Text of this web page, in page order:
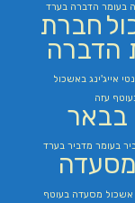
בעומר הדברה בערד
חברת
הדברה
אייג'ינג באשכול
עזה
בבאר
בעומר מדביר בערד
מסעדה
אשכול מסעדה בעוטף